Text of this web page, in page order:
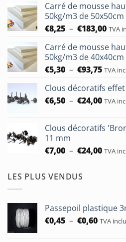
Carré de mousse
50kg/m3 de 50x50cm
€8,25 – €183,00Plage
prix :
€8,25
à
TVA
Carré de mousse
50kg/m3 de 40x40cm
€5,30 – €93,75Plage
prix :
€5,30
TVA
Clous décoratifs
€6,50 – €24,00Plage
€6,50
€24,00
TVA
Clous décoratifs
11 mm
€7,00 – €24,00Plage
€24,00
TVA
LES PLUS VENDUS
Passepoil plastique
€0,45 – €0,60Plage
TVA